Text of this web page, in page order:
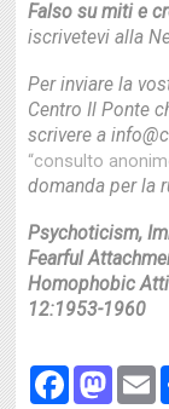
Falso su miti e
iscrivetevi alla
Per inviare la
Centro Il Ponte
scrivere a
“consulto
domanda per la
Psychoticism,
Fearful
Homophobic
12:1953-1960